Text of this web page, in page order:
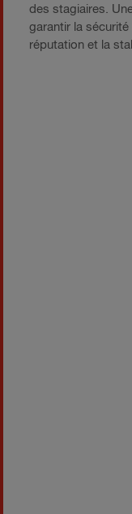
des stagiaires.
garantir la
réputation et la